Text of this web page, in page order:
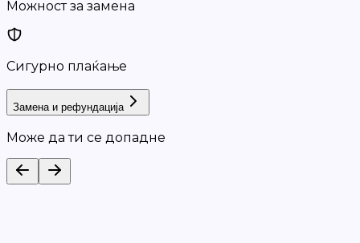
Можност за замена
Сигурно плаќање
Замена и рефундација
Може да ти се допадне